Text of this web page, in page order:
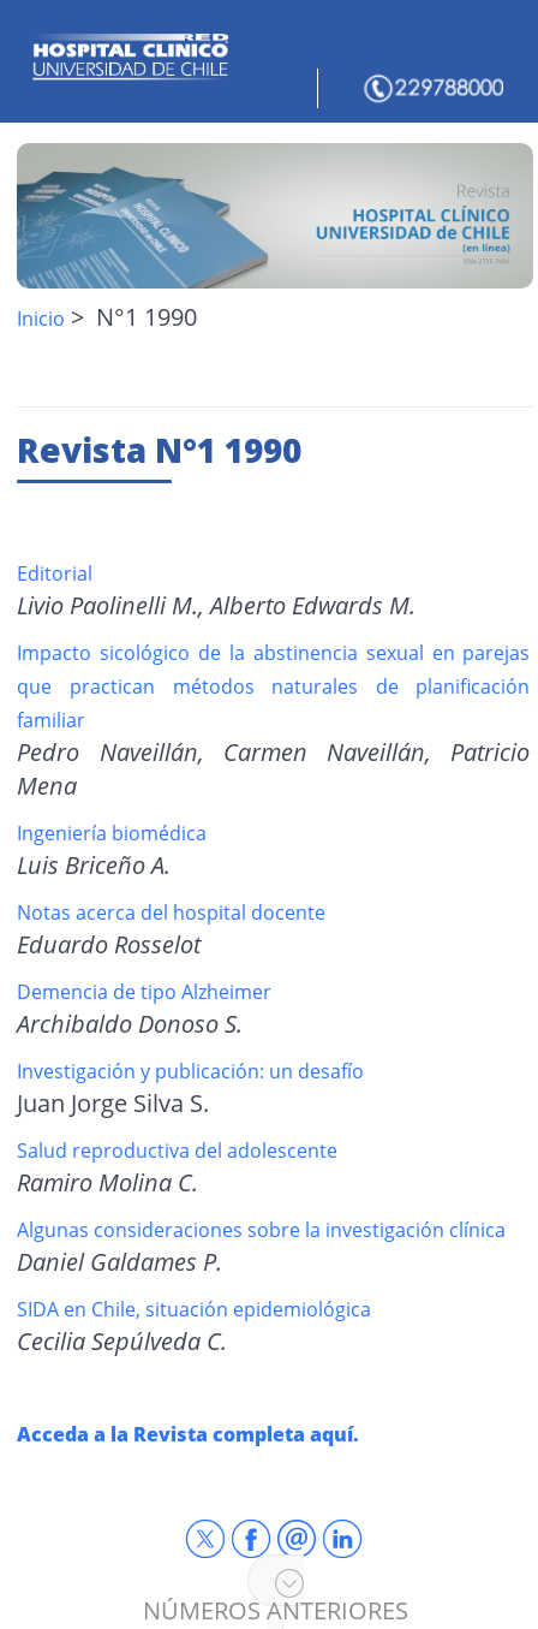
Inicio > N°1 1990
Revista N°1 1990
Editorial
Livio Paolinelli M., Alberto Edwards M.
Impacto sicológico de la abstinencia sexual en parejas
que practican métodos naturales de planificación
familiar
Pedro Naveillán, Carmen Naveillán, Patricio
Mena
Ingeniería biomédica
Luis Briceño A.
Notas acerca del hospital docente
Eduardo Rosselot
Demencia de tipo Alzheimer
Archibaldo Donoso S.
Investigación y publicación: un desafío
Juan Jorge Silva S.
Salud reproductiva del adolescente
Ramiro Molina C.
Algunas consideraciones sobre la investigación clínica
Daniel Galdames P.
SIDA en Chile, situación epidemiológica
Cecilia Sepúlveda C.
Acceda a la Revista completa aquí.
NÚMEROS ANTERIORES